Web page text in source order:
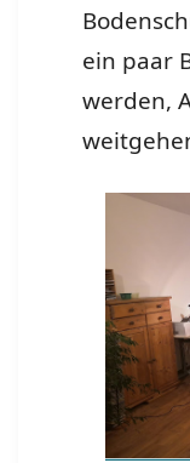
ein paar
werden,